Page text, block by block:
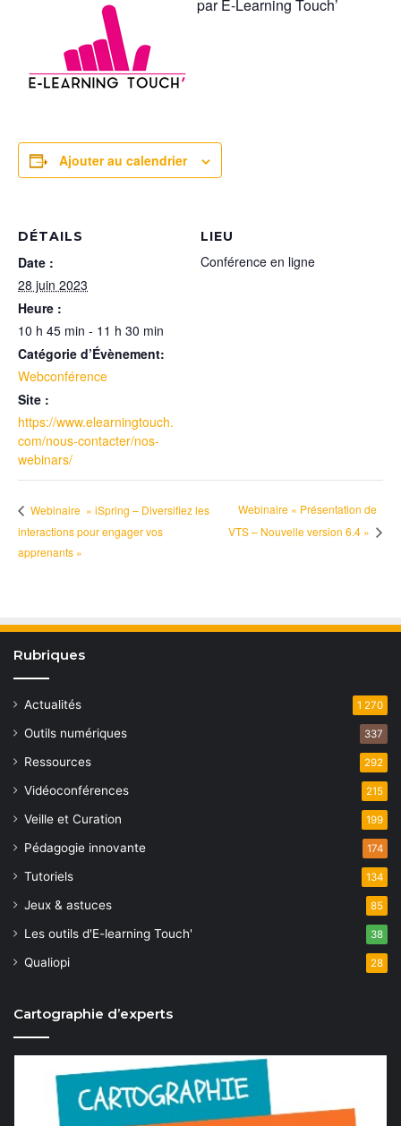
par E-Learning Touch’
Ajouter au calendrier
DÉTAILS
Date :
28 juin 2023
Heure :
10 h 45 min - 11 h 30 min
Catégorie d’Évènement:
Webconférence
Site :
https://www.elearningtouch.
com/nous-contacter/nos-
webinars/
LIEU
Conférence en ligne
Webinaire » iSpring – Diversifiez les
interactions pour engager vos
apprenants »
Webinaire « Présentation de
VTS – Nouvelle version 6.4 »
Rubriques
Actualités 1 270
Outils numériques 337
Ressources 292
Vidéoconférences 215
Veille et Curation 199
Pédagogie innovante 174
Tutoriels 134
Jeux & astuces 85
Les outils d'E-learning Touch' 38
Qualiopi 28
Cartographie d’experts